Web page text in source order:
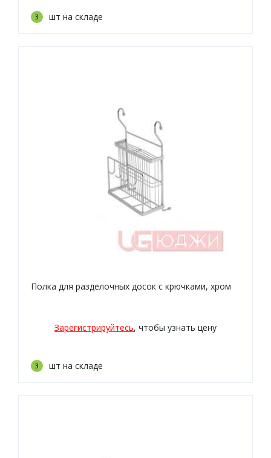
3 шт на складе
Полка для разделочных досок с крючками, хром
Зарегистрируйтесь, чтобы узнать цену
3 шт на складе